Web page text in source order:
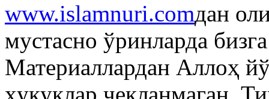
www.islamnuri.comдан
мустасно ўринларда
Материаллардан Аллоҳ